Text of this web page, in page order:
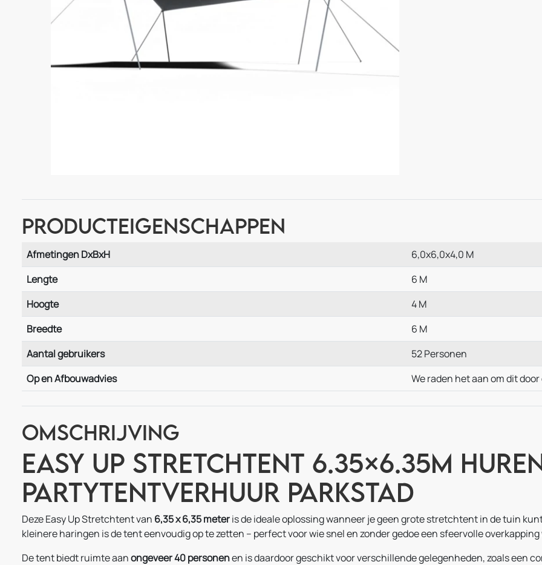
Producteigenschappen
Afmetingen DxBxH
6,0x6,0x4,0 M
Lengte
6 M
Hoogte
4 M
Breedte
6 M
Aantal gebruikers
52 Personen
Op en Afbouwadvies
We raden het aan om dit
Omschrijving
Easy Up Stretchtent 6.35×6.35m
Partytentverhuur Parkstad
Deze Easy Up Stretchtent van 6,35 x 6,35 meteris de ideale oplossing wanneer je geen grote stretchtent in de tuin
kleinere haringen is de tent eenvoudig op te zetten – perfect voor wie snel en zonder gedoe een sfeervolle
De tent biedt ruimte aanongeveer 40 personenen is daardoor geschikt voor verschillende gelegenheden, zoals een